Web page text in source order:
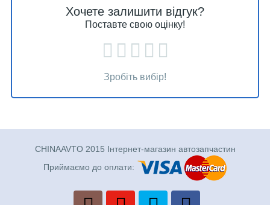
Хочете залишити відгук?
Поставте свою оцінку!
Зробіть вибір!
CHINAAVTO 2015 Інтернет-магазин автозапчастин
Приймаємо до оплати: